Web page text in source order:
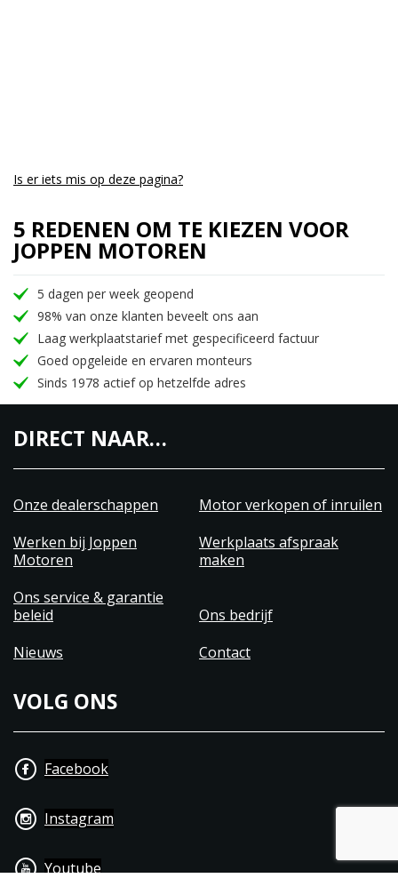
Is er iets mis op deze pagina?
5 REDENEN OM TE KIEZEN VOOR
JOPPEN MOTOREN
5 dagen per week geopend
98% van onze klanten beveelt ons aan
Laag werkplaatstarief met gespecificeerd factuur
Goed opgeleide en ervaren monteurs
Sinds 1978 actief op hetzelfde adres
DIRECT NAAR…
Onze dealerschappen
Motor verkopen of inruilen
Werken bij Joppen
Motoren
Werkplaats afspraak
maken
Ons service & garantie
beleid
Ons bedrijf
Nieuws
Contact
VOLG ONS
Facebook
Instagram
Youtube